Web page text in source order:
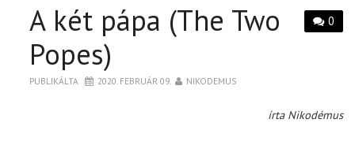
0
A két pápa (The Two
Popes)
PUBLIKÁLTA 2020. FEBRUÁR 09. NIKODEMUS
írta Nikodémus